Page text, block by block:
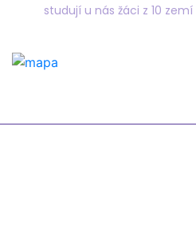
studují u nás žáci z 10 zemí